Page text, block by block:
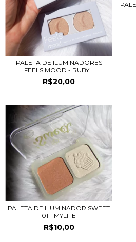
PALETA DE ILUMINADORES
FEELS MOOD - RUBY...
R$20,00
PALETA DE ILUMINADOR SWEET
01 - MYLIFE
R$10,00